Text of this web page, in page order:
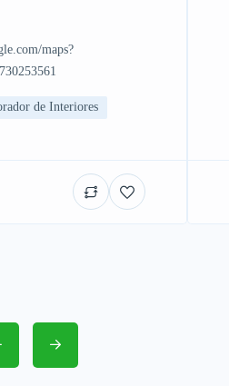
maps?
de Interiores